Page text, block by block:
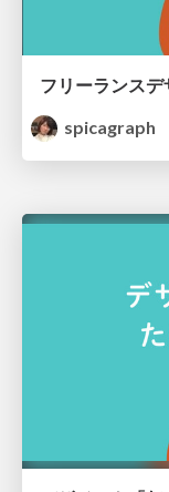
spicagraph